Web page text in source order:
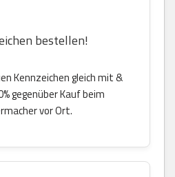
bestellen!
Kennzeichen gleich mit &
gegenüber Kauf beim
vor Ort.